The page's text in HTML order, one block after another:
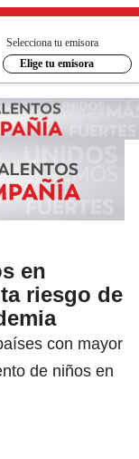
Selecciona tu emisora
Elige tu emisora
en
riesgo de
con mayor
de niños en